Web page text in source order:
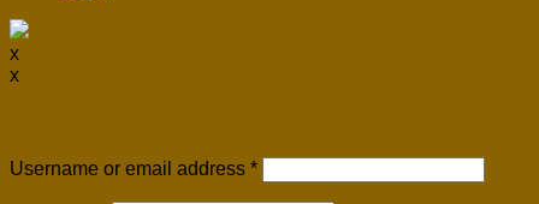
x
x
Username or email address *